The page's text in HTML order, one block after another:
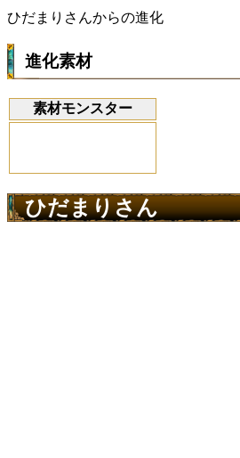
ひだまりさんからの進化
進化素材
素材モンスター
ひだまりさん